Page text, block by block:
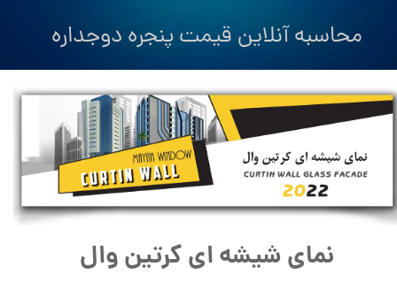
محاسبه آنلاين قيمت پنجره دوجداره
نمای شیشه ای کرتین وال